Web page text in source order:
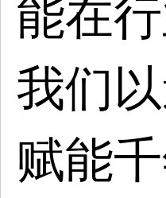
能在
我们
赋能